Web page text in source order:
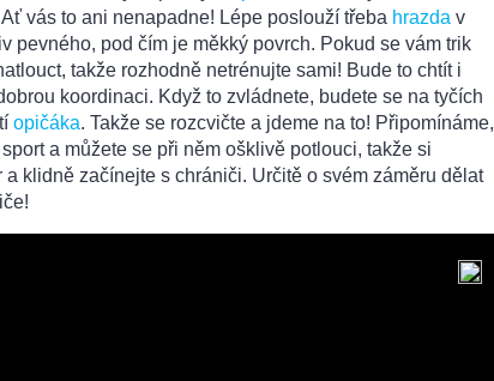
vás to ani nenapadne! Lépe poslouží třeba hrazda v
pevného, pod čím je měkký povrch. Pokud se vám trik
takže rozhodně netrénujte sami! Bude to chtít i
koordinaci. Když to zvládnete, budete se na tyčích
opičáka. Takže se rozcvičte a jdeme na to! Připomínáme,
a můžete se při něm ošklivě potlouci, takže si
klidně začínejte s chrániči. Určitě o svém záměru dělat